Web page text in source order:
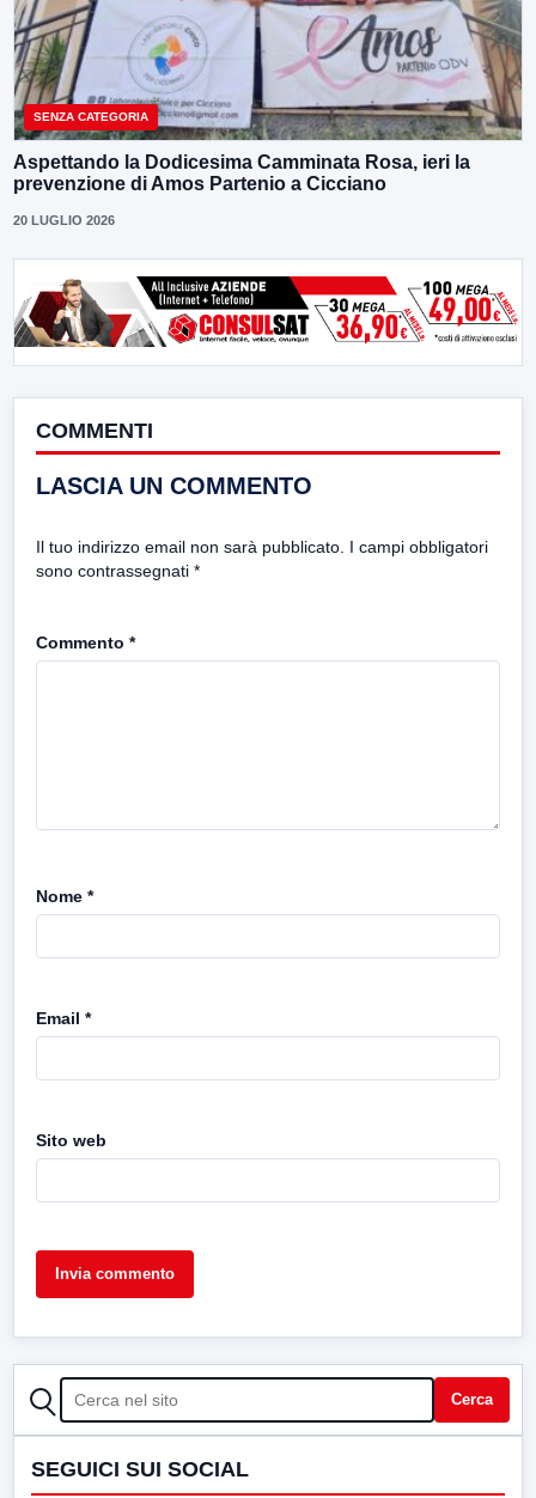
SENZA CATEGORIA
Aspettando la Dodicesima Camminata Rosa, ieri la
prevenzione di Amos Partenio a Cicciano
20 LUGLIO 2026
COMMENTI
LASCIA UN COMMENTO
Il tuo indirizzo email non sarà pubblicato. I campi obbligatori
sono contrassegnati *
Commento *
Nome *
Email *
Sito web
CERCA Cerca
SEGUICI SUI SOCIAL